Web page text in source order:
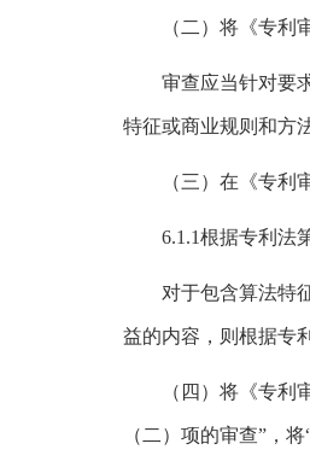
（二）将《专利
审查应当针对要
特征或商业规则和方
（三）在《专利
6.1.1根据专利法
对于包含算法特
益的内容，则根据专
（四）将《专
（二）项的审查”，